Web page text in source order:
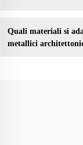
Quali materiali si
metallici